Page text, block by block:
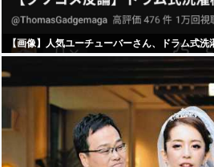
【画像】人気ユーチューバーさん、ドラム式